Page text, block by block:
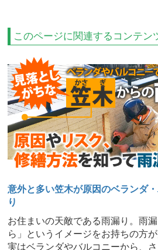
このページに関連するコンテン
意外と多い笠木が原因のベランダ
り
お住まいの天敵である雨漏り。雨
ら」というイメージをお持ちの方
実はベランダやバルコニーから、